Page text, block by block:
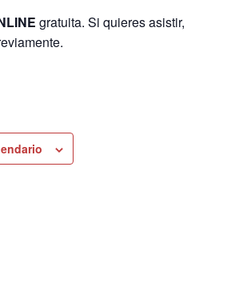
gratuita. Si quieres asistir,